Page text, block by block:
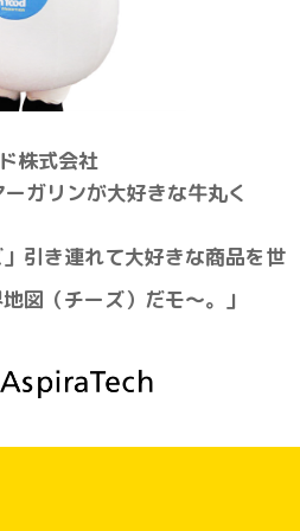
株式会社
ガリンが大好きな牛丸く
引き連れて大好きな商品を世
図（チーズ）だモ～。」